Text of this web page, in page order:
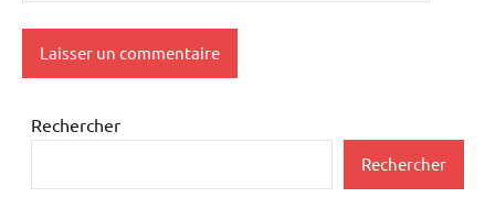
Rechercher
Rechercher